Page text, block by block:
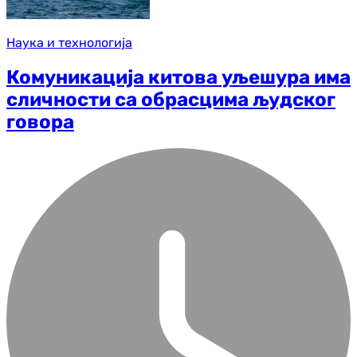
Наука и технологија
Комуникација китова уљешура има
сличности са обрасцима људског
говора